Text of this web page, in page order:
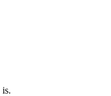
is.